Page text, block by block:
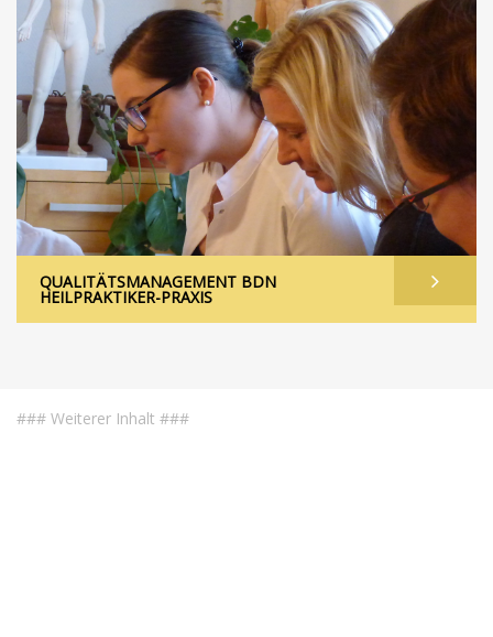
QUALITÄTSMANAGEMENT BDN
HEILPRAKTIKER-PRAXIS
### Weiterer Inhalt ###